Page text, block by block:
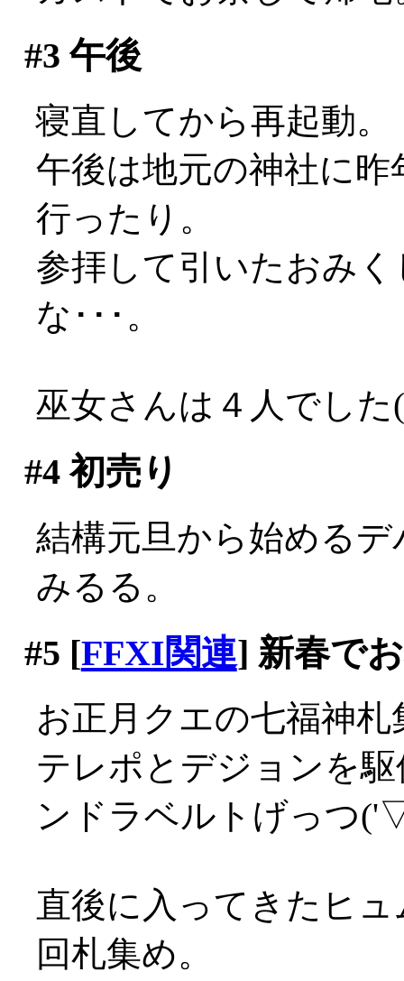
#3 午後
寝直してから再起動。
午後は地元の神社に
行ったり。
参拝して引いたおみ
な･･･。
巫女さんは４人でした
#4初売り
結構元旦から始める
みるる。
#5 [FFXI関連] 新春で
お正月クエの七福神札
テレポとデジョンを
ンドラベルトげっつ
直後に入ってきたヒ
回札集め。